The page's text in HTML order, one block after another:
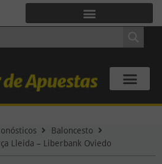
Baloncesto
Lleida – Liberbank Oviedo